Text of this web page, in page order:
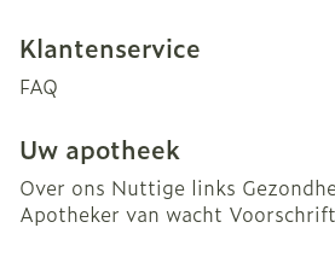
Klantenservice
FAQ
Uw apotheek
Over ons Nuttige links
Apotheker van wacht Voorschrift